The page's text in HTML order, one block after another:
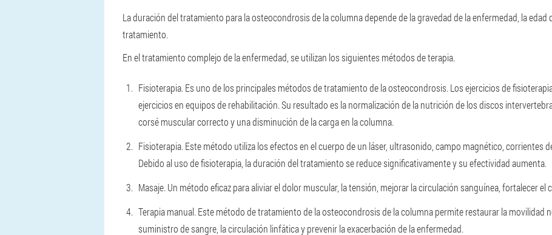
La duración del tratamiento para la osteocondrosis de la columna depende de la gravedad de la enfermedad, la
tratamiento.
En el tratamiento complejo de la enfermedad, se utilizan los siguientes métodos de terapia.
Fisioterapia. Es uno de los principales métodos de tratamiento de la osteocondrosis. Los ejercicios de
ejercicios en equipos de rehabilitación. Su resultado es la normalización de la nutrición de los discos
corsé muscular correcto y una disminución de la carga en la columna.
Fisioterapia. Este método utiliza los efectos en el cuerpo de un láser, ultrasonido, campo magnético, corrientes
Debido al uso de fisioterapia, la duración del tratamiento se reduce significativamente y su efectividad aumenta.
Masaje. Un método eficaz para aliviar el dolor muscular, la tensión, mejorar la circulación sanguínea, fortalecer el
Terapia manual. Este método de tratamiento de la osteocondrosis de la columna permite restaurar la movilidad
suministro de sangre, la circulación linfática y prevenir la exacerbación de la enfermedad.